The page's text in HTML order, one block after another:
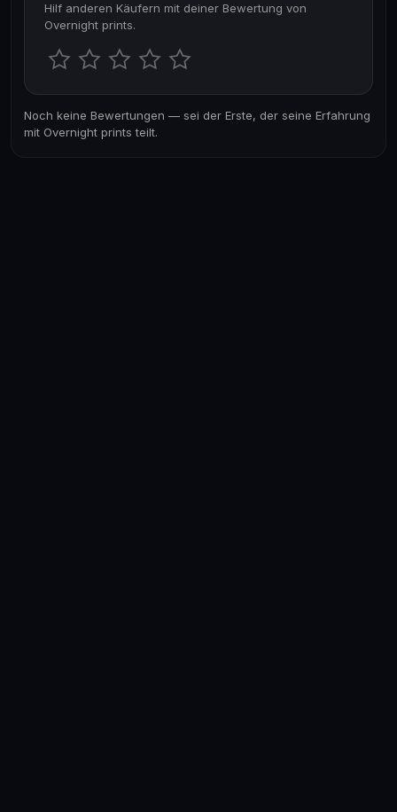
Hilf anderen Käufern mit deiner Bewertung von
Overnight prints.
Noch keine Bewertungen — sei der Erste, der seine Erfahrung
mit Overnight prints teilt.